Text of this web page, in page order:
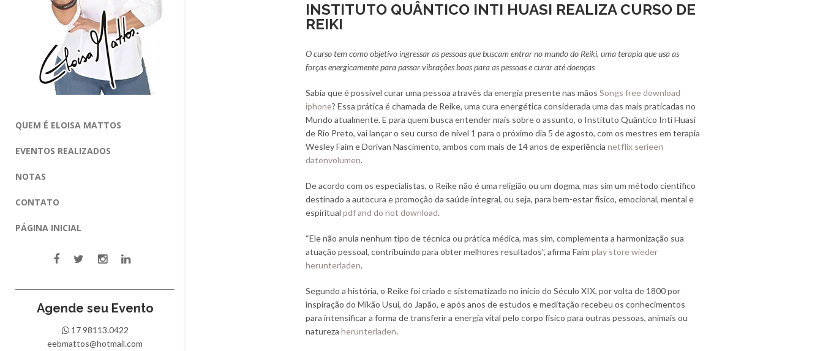
QUEM É ELOISA MATTOS
EVENTOS REALIZADOS
NOTAS
CONTATO
PÁGINA INICIAL
Agende seu Evento
17 98113.0422
eebmattos@hotmail.com
INSTITUTO QUÂNTICO INTI HUASI REALIZA CURSO DE
REIKI
O curso tem como objetivo ingressar as pessoas que buscam entrar no mundo do Reiki, uma terapia que usa as
forças energicamente para passar vibrações boas para as pessoas e curar até doenças
Sabia que é possível curar uma pessoa através da energia presente nas mãos Songs free download
iphone? Essa prática é chamada de Reike, uma cura energética considerada uma das mais praticadas no
Mundo atualmente. E para quem busca entender mais sobre o assunto, o Instituto Quântico Inti Huasi
de Rio Preto, vai lançar o seu curso de nível 1 para o próximo dia 5 de agosto, com os mestres em terapia
Wesley Faim e Dorivan Nascimento, ambos com mais de 14 anos de experiência netflix serieen
datenvolumen.
De acordo com os especialistas, o Reike não é uma religião ou um dogma, mas sim um método cientifico
destinado a autocura e promoção da saúde integral, ou seja, para bem-estar físico, emocional, mental e
espiritual pdf and do not download.
“Ele não anula nenhum tipo de técnica ou prática médica, mas sim, complementa a harmonização sua
atuação pessoal, contribuindo para obter melhores resultados”, afirma Faim play store wieder
herunterladen.
Segundo a história, o Reike foi criado e sistematizado no início do Século XIX, por volta de 1800 por
inspiração do Mikão Usui, do Japão, e após anos de estudos e meditação recebeu os conhecimentos
para intensificar a forma de transferir a energia vital pelo corpo físico para outras pessoas, animais ou
natureza herunterladen.